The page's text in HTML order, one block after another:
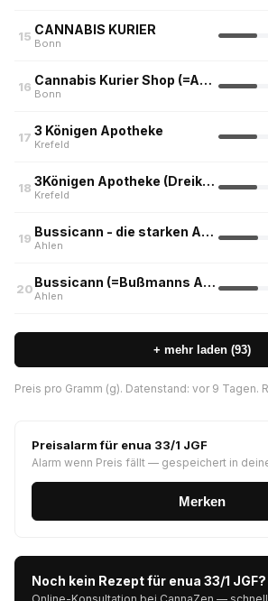
15 CANNABIS KURIER
Bonn
16 Cannabis Kurier Shop (=Apotheke im Knauber)
Bonn
17 3 Königen Apotheke
Krefeld
18 3Königen Apotheke (Dreikönigen Apotheke am Ostwall, Krefeld)
Krefeld
19 Bussicann - die starken Apotheken
Ahlen
20 Bussicann (=Bußmanns Apotheke Kerkmannplatz)
Ahlen
+ mehr laden (93)
Preis pro Gramm (g). Datenstand: vor 9 Tagen.
Preisalarm für enua 33/1 JGF
Alarm wenn Preis fällt — gespeichert in
Merken
Noch kein Rezept für enua 33/1 JGF?